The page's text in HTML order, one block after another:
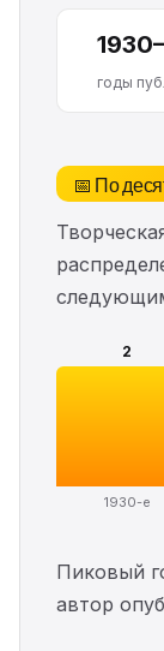
годы
📅 По
2
1930-е
Пиковый
автор